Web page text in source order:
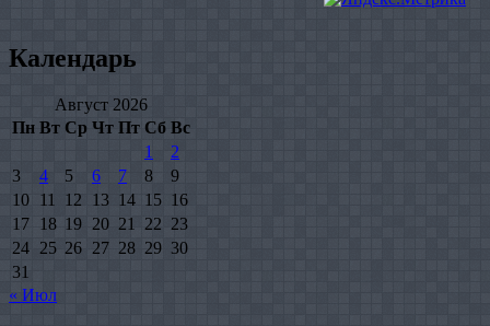
Календарь
Август 2026
Пн Вт Ср Чт Пт Сб Вс
1
2
3
4 5 6 7 8
9
10 11 12 13 14 15 16
17
18 19 20 21 22 23
24 25 26 27 28 29 30
31
« Июл